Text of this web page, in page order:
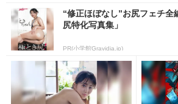
“修正ほぼなし”お尻フェチ全
尻特化写真集」
PR(小学館Gravidia.jp)